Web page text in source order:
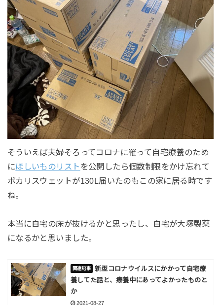
そういえば夫婦そろってコロナに罹って自宅療養のため
にほしいものリスト を公開したら個数制限をかけ忘れて
ポカリスウェットが130L届いたのもこの家に居る時です
ね。
本当に自宅の床が抜けるかと思ったし、自宅が大塚製薬
になるかと思いました。
新型コロナウイルスにかかって自宅療
養してた話と、療養中にあってよかったものと
か
2021-08-27